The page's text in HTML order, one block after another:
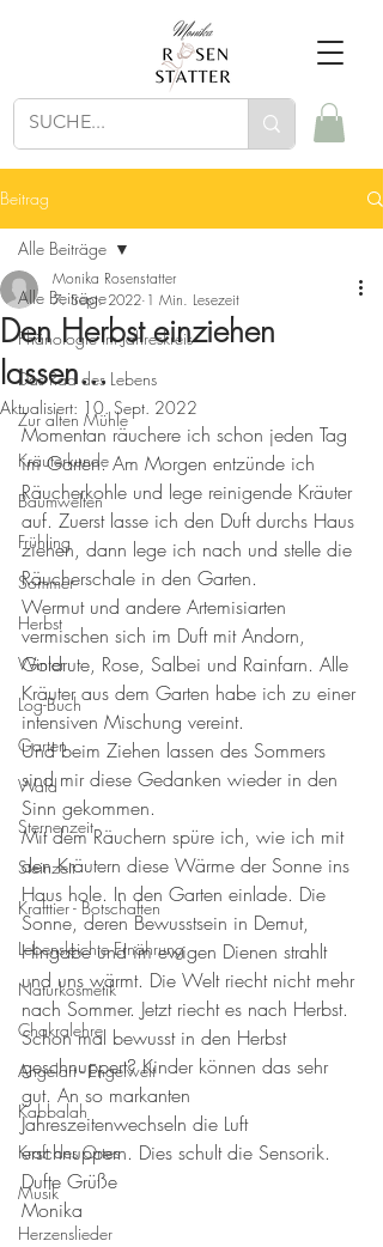
Beitrag
Alle Beiträge
Phänologie im Jahreskreis
Das Rad des Lebens
Zur alten Mühle
Kräuterkunde
Baumwelten
Frühling
Sommer
Herbst
Winter
Log-Buch
Garten
Wald
Sternenzeit
Steinzeit
Krafttier - Botschaften
Lebensleichte Ernährung
Naturkosmetik
Chakralehre
Angelart - Engelwelt
Kabbalah
Kraft des Ortes
Musik
Herzenslieder
Alle Beiträge
Den Herbst einziehen
lassen...
Monika Rosenstatter
7. Sept. 2022 1 Min. Lesezeit
Aktualisiert: 10. Sept. 2022
Momentan räuchere ich schon jeden Tag
im Garten. Am Morgen entzünde ich
Räucherkohle und lege reinigende Kräuter
auf. Zuerst lasse ich den Duft durchs Haus
ziehen, dann lege ich nach und stelle die
Räucherschale in den Garten.
Wermut und andere Artemisiarten
vermischen sich im Duft mit Andorn,
Goldrute, Rose, Salbei und Rainfarn. Alle
Kräuter aus dem Garten habe ich zu einer
intensiven Mischung vereint.
Und beim Ziehen lassen des Sommers
sind mir diese Gedanken wieder in den
Sinn gekommen.
Mit dem Räuchern spüre ich, wie ich mit
den Kräutern diese Wärme der Sonne ins
Haus hole. In den Garten einlade. Die
Sonne, deren Bewusstsein in Demut,
Hingabe und im ewigen Dienen strahlt
und uns wärmt. Die Welt riecht nicht mehr
nach Sommer. Jetzt riecht es nach Herbst.
Schon mal bewusst in den Herbst
geschnuppert? Kinder können das sehr
gut. An so markanten
Jahreszeitenwechseln die Luft
erschnuppern. Dies schult die Sensorik.
Dufte Grüße
Monika